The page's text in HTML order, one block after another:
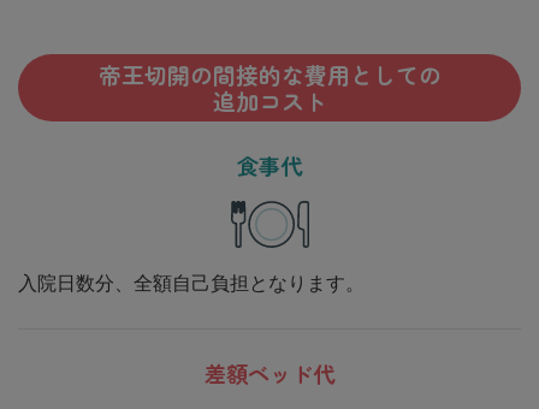
帝王切開の間接的な費用としての
追加コスト
食事代
入院日数分、全額自己負担となります。
差額ベッド代